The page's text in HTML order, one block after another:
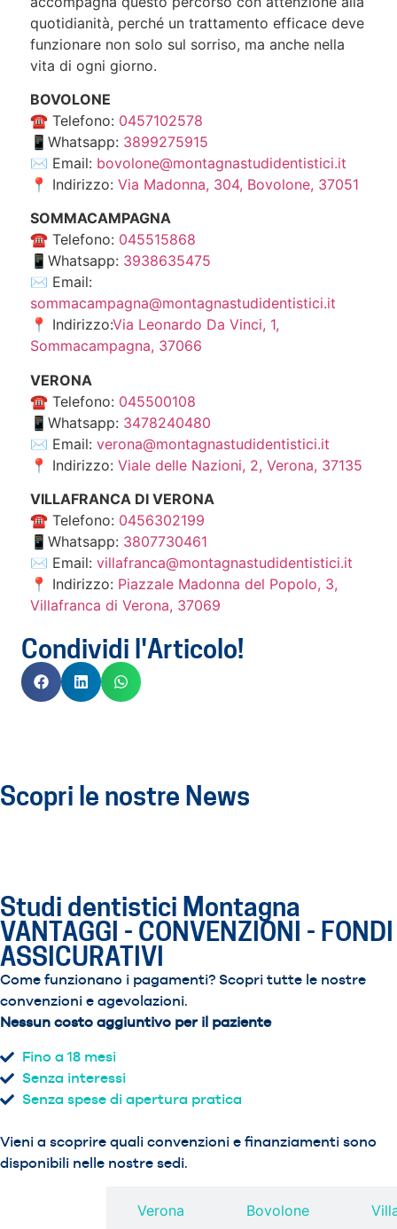
quotidianità, perché un trattamento efficace deve
funzionare non solo sul sorriso, ma anche nella
vita di ogni giorno.
BOVOLONE
☎️ Telefono: 0457102578
📱Whatsapp: 3899275915
✉️ Email: bovolone@montagnastudidentistici.it
📍 Indirizzo: Via Madonna, 304, Bovolone, 37051
SOMMACAMPAGNA
☎️ Telefono: 045515868
📱Whatsapp: 3938635475
✉️ Email:
sommacampagna@montagnastudidentistici.it
📍 Indirizzo:Via Leonardo Da Vinci, 1,
Sommacampagna, 37066
VERONA
☎️ Telefono: 045500108
📱Whatsapp: 3478240480
✉️ Email: verona@montagnastudidentistici.it
📍 Indirizzo: Viale delle Nazioni, 2, Verona, 37135
VILLAFRANCA DI VERONA
☎️ Telefono: 0456302199
📱Whatsapp: 3807730461
✉️ Email: villafranca@montagnastudidentistici.it
📍 Indirizzo: Piazzale Madonna del Popolo, 3,
Villafranca di Verona, 37069
Condividi l'Articolo!
Scopri le nostre News
Studi dentistici Montagna
VANTAGGI - CONVENZIONI - FONDI
ASSICURATIVI
Come funzionano i pagamenti? Scopri tutte le nostre
convenzioni e agevolazioni.
Nessun costo aggiuntivo per il paziente
Fino a 18 mesi
Senza interessi
Senza spese di apertura pratica
Vieni a scoprire quali convenzioni e finanziamenti sono
disponibili nelle nostre sedi.
Verona Bovolone